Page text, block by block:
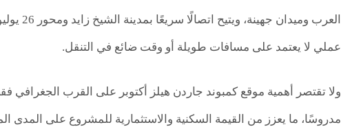
العرب
عملي لا يعتمد على مسافات طويلة أو وقت ضائع في التنقل.
ولا تقتصر أهمية موقع كمبوند جاردن هيلز أكتوبر على القرب الجغرافي
مدروسًا، ما يعزز من القيمة السكنية والاستثمارية للمشروع على المدى